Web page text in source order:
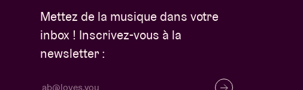
Mettez de la musique dans votre
inbox ! Inscrivez-vous à la
newsletter :